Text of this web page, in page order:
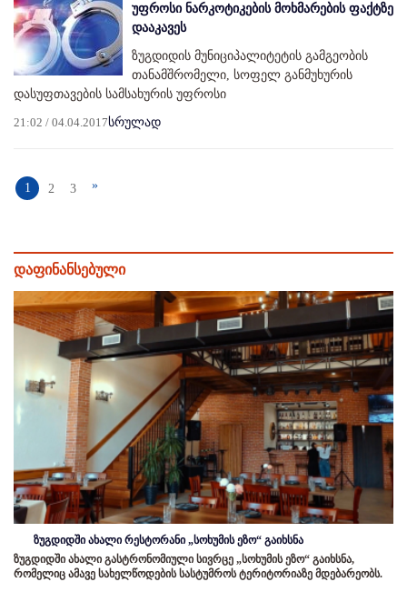
უფროსი ნარკოტიკების მოხმარების ფაქტზე
დააკავეს
ზუგდიდის მუნიციპალიტეტის გამგეობის
თანამშრომელი, სოფელ განმუხურის
დასუფთავების სამსახურის უფროსი
21:02 / 04.04.2017სრულად
1 2 3 »
დაფინანსებული
ზუგდიდში ახალი რესტორანი „სოხუმის ეზო“ გაიხსნა
ზუგდიდში ახალი გასტრონომიული სივრცე „სოხუმის ეზო“ გაიხსნა,
რომელიც ამავე სახელწოდების სასტუმროს ტერიტორიაზე მდებარეობს.